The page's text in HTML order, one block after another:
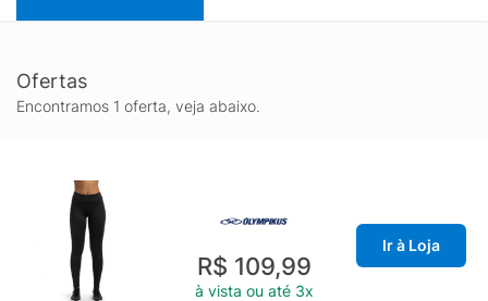
Ofertas
Encontramos 1 oferta, veja abaixo.
R$ 109,99
à vista ou até 3x
Ir à Loja